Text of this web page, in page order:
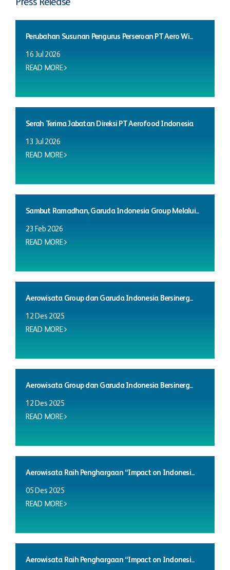
Press Release
Perubahan Susunan Pengurus Perseroan PT Aero Wi...
16 Jul 2026
READ MORE
Serah Terima Jabatan Direksi PT Aerofood Indonesia
13 Jul 2026
READ MORE
Sambut Ramadhan, Garuda Indonesia Group Melalui...
23 Feb 2026
READ MORE
Aerowisata Group dan Garuda Indonesia Bersinerg...
12 Des 2025
READ MORE
Aerowisata Group dan Garuda Indonesia Bersinerg...
12 Des 2025
READ MORE
Aerowisata Raih Penghargaan “Impact on Indonesi...
05 Des 2025
READ MORE
Aerowisata Raih Penghargaan “Impact on Indonesi...